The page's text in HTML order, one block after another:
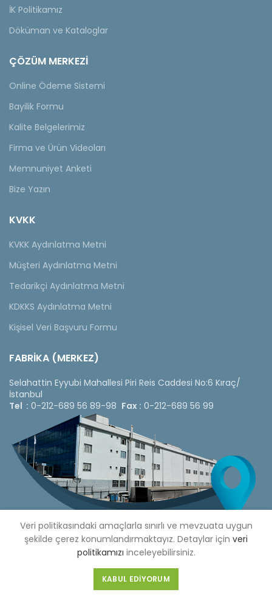
İK Politikamız
Döküman ve Kataloglar
ÇÖZÜM MERKEZİ
Online Ödeme Sistemi
Bayilik Formu
Kalite Belgelerimiz
Firma ve Ürün Videoları
Memnuniyet Anketi
Bize Yazın
KVKK
KVKK Aydınlatma Metni
Müşteri Aydınlatma Metni
Tedarikçi Aydınlatma Metni
KDKKS Aydınlatma Metni
Kişisel Veri Başvuru Formu
FABRİKA (MERKEZ)
Selahattin Eyyubi Mahallesi Piri Reis Caddesi No:6 Kıraç/
İstanbul
Tel : 0-212-689 56 89-98 Fax : 0-212-689 56 99
Copyright © 2020 Çetinkaya Pano |Çetinkaya Pano Fiyat
Veri politikasındaki amaçlarla sınırlı ve mevzuata uygun
şekilde çerez konumlandırmaktayız. Detaylar için veri
politikamızı inceleyebilirsiniz.
KABUL EDIYORUM